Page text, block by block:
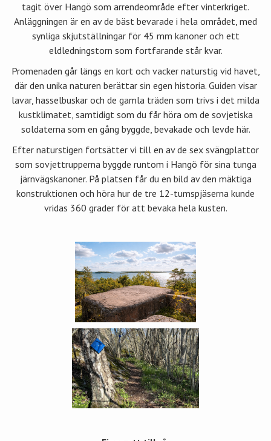
tagit över Hangö som arrendeområde efter vinterkriget.
Anläggningen är en av de bäst bevarade i hela området, med
synliga skjutställningar för 45 mm kanoner och ett
eldledningstorn som fortfarande står kvar.
Promenaden går längs en kort och vacker naturstig vid havet,
där den unika naturen berättar sin egen historia. Guiden visar
lavar, hasselbuskar och de gamla träden som trivs i det milda
kustklimatet, samtidigt som du får höra om de sovjetiska
soldaterna som en gång byggde, bevakade och levde här.
Efter naturstigen fortsätter vi till en av de sex svängplattor
som sovjettrupperna byggde runtom i Hangö för sina tunga
järnvägskanoner. På platsen får du en bild av den mäktiga
konstruktionen och höra hur de tre 12-tumspjäserna kunde
vridas 360 grader för att bevaka hela kusten.